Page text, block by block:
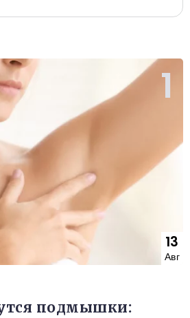
13
Авг
подмышки: